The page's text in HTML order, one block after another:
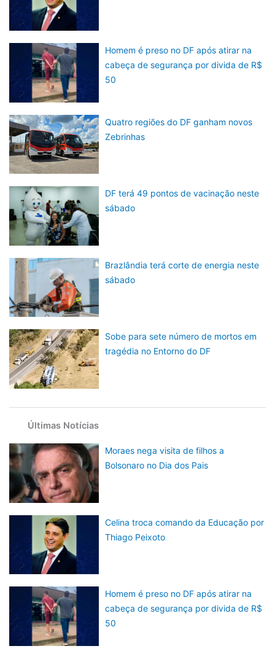
Homem é preso no DF após atirar na
cabeça de segurança por divida de R$
50
Quatro regiões do DF ganham novos
Zebrinhas
DF terá 49 pontos de vacinação neste
sábado
Brazlândia terá corte de energia neste
sábado
Sobe para sete número de mortos em
tragédia no Entorno do DF
Últimas Notícias
Moraes nega visita de filhos a
Bolsonaro no Dia dos Pais
Celina troca comando da Educação por
Thiago Peixoto
Homem é preso no DF após atirar na
cabeça de segurança por divida de R$
50